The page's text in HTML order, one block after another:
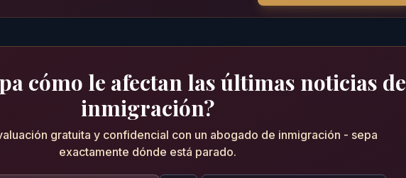
cómo le afectan las últimas noticias de
inmigración?
gratuita y confidencial con un abogado de inmigración - sepa
exactamente dónde está parado.